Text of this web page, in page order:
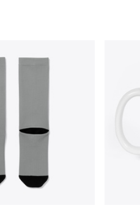
Crewneck Sweatshirt